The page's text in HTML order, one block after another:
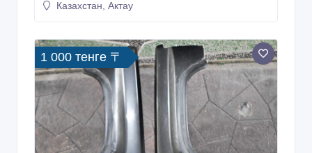
Казахстан, Актау
1 000 тенге 〒